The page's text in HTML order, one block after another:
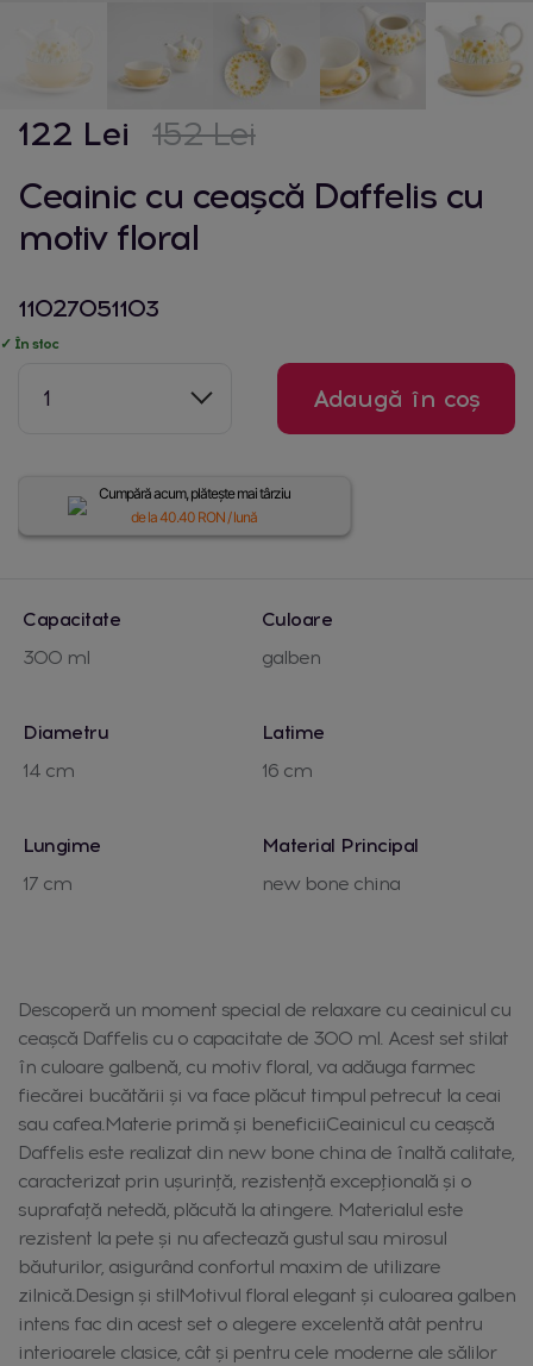
122 Lei 152 Lei
Ceainic cu ceașcă Daffelis cu
motiv floral
11027051103
✓ În stoc
1 Adaugă în coș
Cumpără acum, plătește mai târziu
de la40.40 RON / lună
Capacitate
300 ml
Culoare
galben
Diametru
14 cm
Latime
16 cm
Lungime
17 cm
Material Principal
new bone china
Descoperă un moment special de relaxare cu ceainicul cu
ceașcă Daffelis cu o capacitate de 300 ml. Acest set stilat
în culoare galbenă, cu motiv floral, va adăuga farmec
fiecărei bucătării și va face plăcut timpul petrecut la ceai
sau cafea.Materie primă și beneficiiCeainicul cu ceașcă
Daffelis este realizat din new bone china de înaltă calitate,
caracterizat prin ușurință, rezistență excepțională și o
suprafață netedă, plăcută la atingere. Materialul este
rezistent la pete și nu afectează gustul sau mirosul
băuturilor, asigurând confortul maxim de utilizare
zilnică.Design și stilMotivul floral elegant și culoarea galben
intens fac din acest set o alegere excelentă atât pentru
interioarele clasice, cât și pentru cele moderne ale sălilor